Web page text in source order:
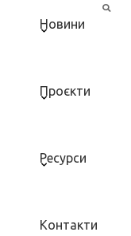
Новини
Проєкти
Ресурси
Контакти